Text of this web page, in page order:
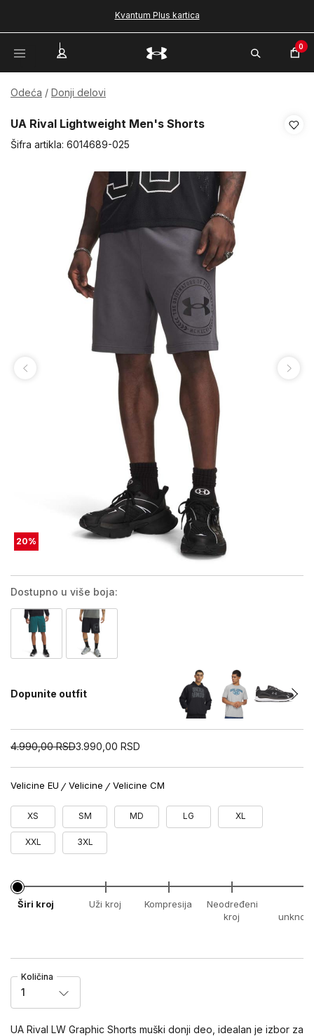
Kvantum Plus kartica
0
Odeća Donji delovi
UA Rival Lightweight Men's Shorts
Šifra artikla: 6014689-025
20%
Dostupno u više boja:
Dopunite outfit
4.990,00 RSD3.990,00 RSD
Velicine EU Velicine Velicine CM
XS SM MD LG XL
XXL 3XL
Širi kroj Uži kroj Kompresija
Neodređeni
kroj
Količina
1
UA Rival LW Graphic Shorts muški donji deo, idealan je izbor za